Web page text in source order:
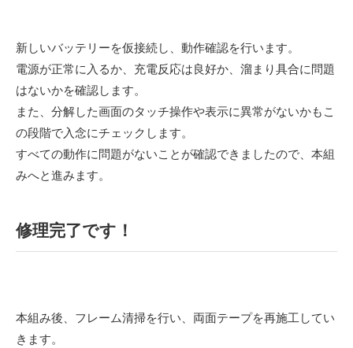
新しいバッテリーを仮接続し、動作確認を行います。
電源が正常に入るか、充電反応は良好か、溜まり具合に問題
はないかを確認します。
また、分解した画面のタッチ操作や表示に異常がないかもこ
の段階で入念にチェックします。
すべての動作に問題がないことが確認できましたので、本組
みへと進みます。
修理完了です！
本組み後、フレーム清掃を行い、両面テープを再施工してい
きます。